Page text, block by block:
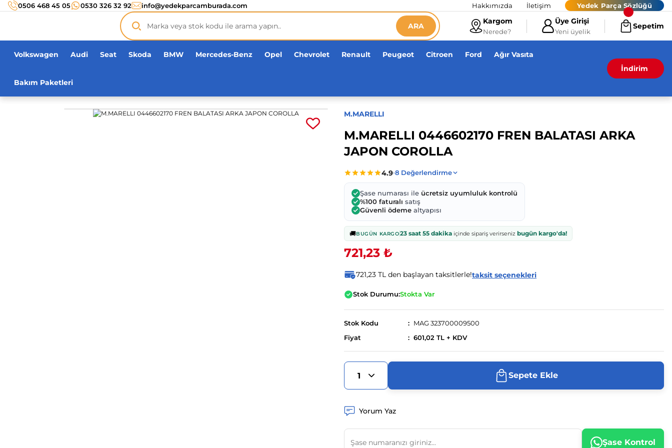
Türkiye’nin her noktasına 3000 TL ve üzerikargo ücretsiz!
Orijinal ürün
Üç yüz yirmi bin ürünadeti!
0506 468 45 05 0530 326 32 92 info@yedekparcamburada.com Hakkımızda İletişim Yedek Parça Sözlüğü
ARA
Kargom
Nerede?
Üye Girişi
Yeni üyelik
Sepetim
Volkswagen Audi Seat Skoda BMW Mercedes-Benz Opel Chevrolet Renault Peugeot Citroen Ford Ağır Vasıta
Bakım Paketleri
İndirim
M.MARELLI
M.MARELLI 0446602170 FREN BALATASI ARKA
JAPON COROLLA
Şase numarası ile ücretsiz uyumluluk kontrolü
%100 faturalı satış
Güvenli ödeme altyapısı
🚚BUGÜN KARGO23 saat 55 dakikaiçinde sipariş verirseniz bugün kargo'da!
721,23 ₺
721,23 TL den başlayan taksitlerle!taksit seçenekleri
Stok Durumu:Stokta Var
Stok Kodu
MAG 323700009500
Fiyat
601,02 TL + KDV
Sepete Ekle
Yorum Yaz
Şase Kontrol